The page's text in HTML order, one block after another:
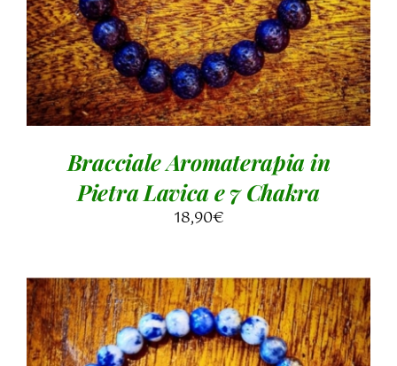
Bracciale Aromaterapia in
Pietra Lavica e 7 Chakra
18,90€